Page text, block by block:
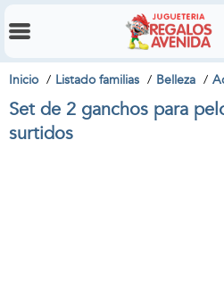
Inicio Listado familias Belleza
Set de 2 ganchos para
surtidos